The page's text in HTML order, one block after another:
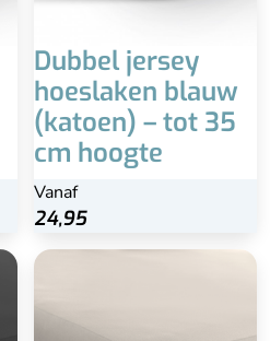
Dubbel jersey
hoeslaken blauw
(katoen) – tot 35
cm hoogte
Vanaf
24,95